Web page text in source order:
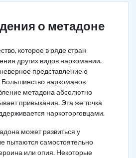
о метадоне
которое в ряде стран
других видов наркомании.
представление о
Большинство наркоманов
метадона абсолютно
привыкания. Эта же точка
наркоторговцами.
может развиться у
пытаются самостоятельно
или опия. Некоторые